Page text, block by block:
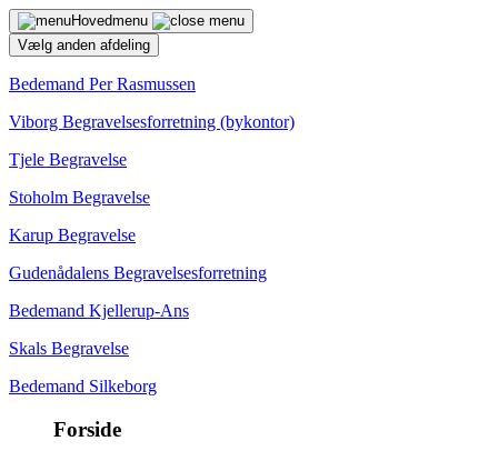
Hovedmenu
Vælg anden afdeling
Bedemand Per Rasmussen
Viborg Begravelsesforretning (bykontor)
Tjele Begravelse
Stoholm Begravelse
Karup Begravelse
Gudenådalens Begravelsesforretning
Bedemand Kjellerup-Ans
Skals Begravelse
Bedemand Silkeborg
Forside